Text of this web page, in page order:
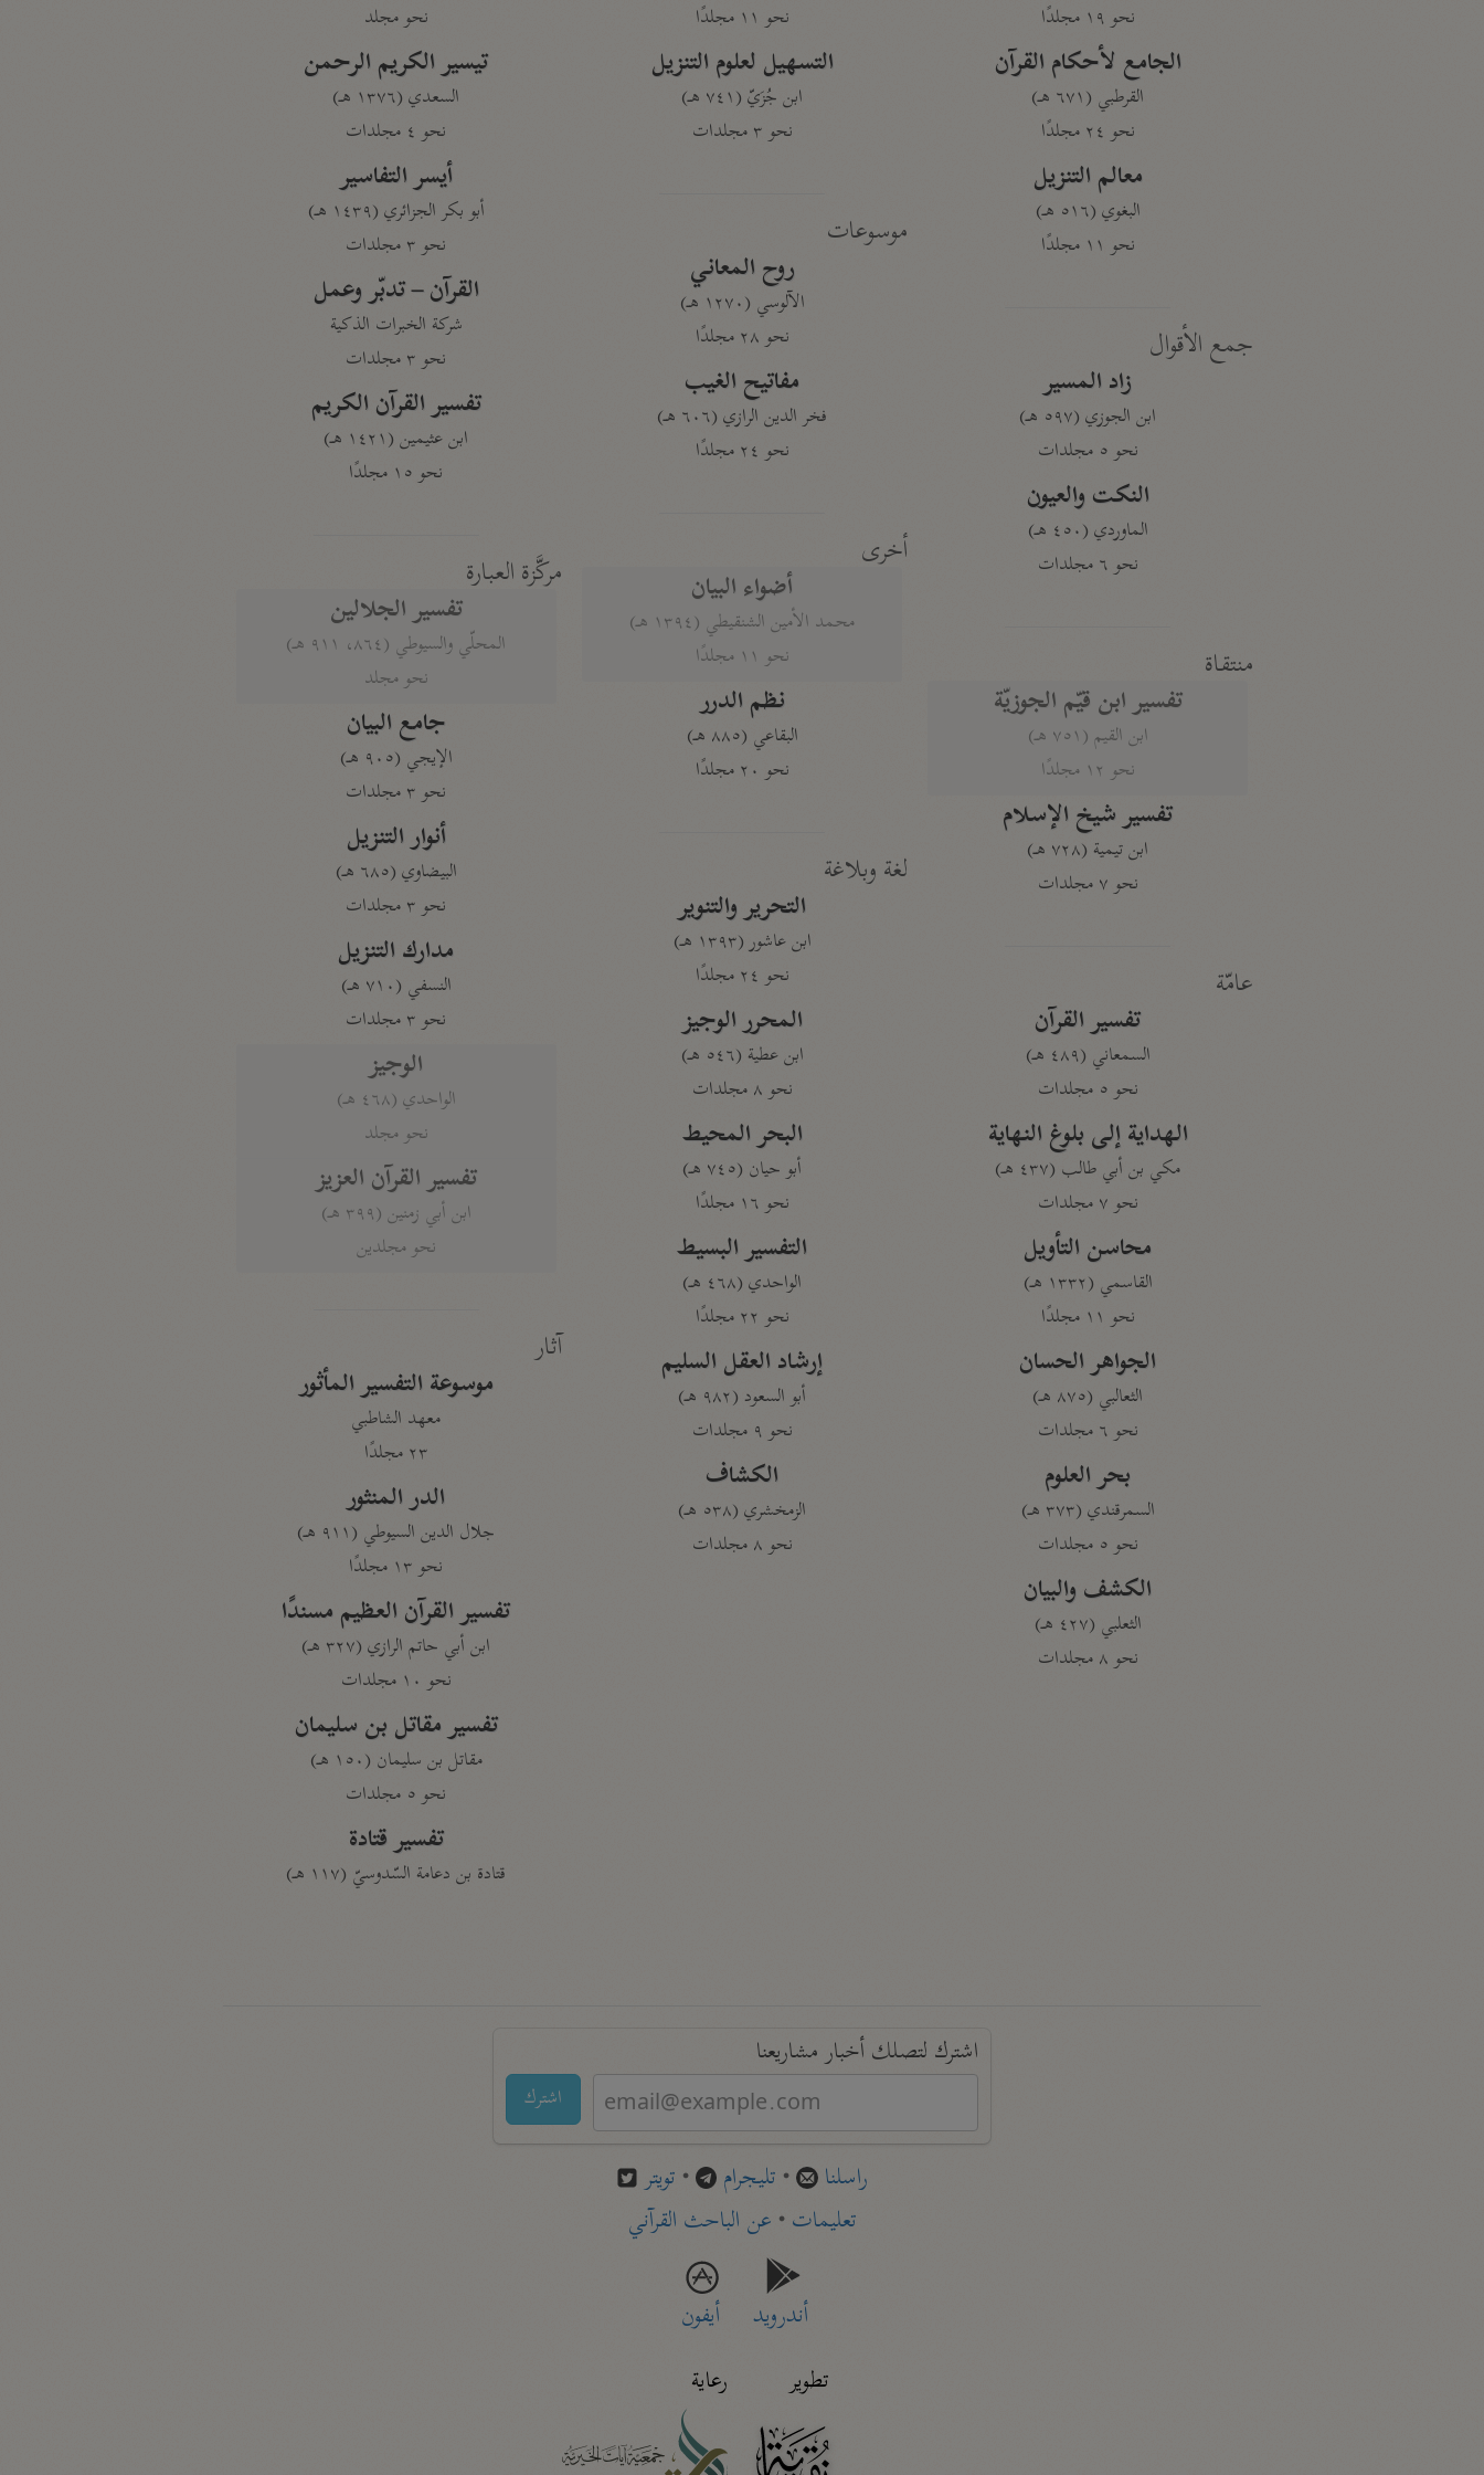
نحو ١٩ مجلدًا
الجامع لأحكام القرآن
القرطبي (٦٧١ هـ)
نحو ٢٤ مجلدًا
معالم التنزيل
البغوي (٥١٦ هـ)
نحو ١١ مجلدًا
جمع الأقوال
زاد المسير
ابن الجوزي (٥٩٧ هـ)
نحو ٥ مجلدات
النكت والعيون
الماوردي (٤٥٠ هـ)
نحو ٦ مجلدات
منتقاة
تفسير ابن قيّم الجوزيّة
ابن القيم (٧٥١ هـ)
نحو ١٢ مجلدًا
تفسير شيخ الإسلام
ابن تيمية (٧٢٨ هـ)
نحو ٧ مجلدات
عامّة
تفسير القرآن
السمعاني (٤٨٩ هـ)
نحو ٥ مجلدات
الهداية إلى بلوغ النهاية
مكي بن أبي طالب (٤٣٧ هـ)
نحو ٧ مجلدات
محاسن التأويل
القاسمي (١٣٣٢ هـ)
نحو ١١ مجلدًا
الجواهر الحسان
الثعالبي (٨٧٥ هـ)
نحو ٦ مجلدات
بحر العلوم
السمرقندي (٣٧٣ هـ)
نحو ٥ مجلدات
الكشف والبيان
الثعلبي (٤٢٧ هـ)
نحو ٨ مجلدات
نحو ١١ مجلدًا
التسهيل لعلوم التنزيل
ابن جُزَيّ (٧٤١ هـ)
نحو ٣ مجلدات
موسوعات
روح المعاني
الآلوسي (١٢٧٠ هـ)
نحو ٢٨ مجلدًا
مفاتيح الغيب
فخر الدين الرازي (٦٠٦ هـ)
نحو ٢٤ مجلدًا
أخرى
أضواء البيان
محمد الأمين الشنقيطي (١٣٩٤ هـ)
نحو ١١ مجلدًا
نظم الدرر
البقاعي (٨٨٥ هـ)
نحو ٢٠ مجلدًا
لغة وبلاغة
التحرير والتنوير
ابن عاشور (١٣٩٣ هـ)
نحو ٢٤ مجلدًا
المحرر الوجيز
ابن عطية (٥٤٦ هـ)
نحو ٨ مجلدات
البحر المحيط
أبو حيان (٧٤٥ هـ)
نحو ١٦ مجلدًا
التفسير البسيط
الواحدي (٤٦٨ هـ)
نحو ٢٢ مجلدًا
إرشاد العقل السليم
أبو السعود (٩٨٢ هـ)
نحو ٩ مجلدات
الكشاف
الزمخشري (٥٣٨ هـ)
نحو ٨ مجلدات
نحو مجلد
تيسير الكريم الرحمن
السعدي (١٣٧٦ هـ)
نحو ٤ مجلدات
أيسر التفاسير
أبو بكر الجزائري (١٤٣٩ هـ)
نحو ٣ مجلدات
القرآن – تدبّر وعمل
شركة الخبرات الذكية
نحو ٣ مجلدات
تفسير القرآن الكريم
ابن عثيمين (١٤٢١ هـ)
نحو ١٥ مجلدًا
مركَّزة العبارة
تفسير الجلالين
المحلّي والسيوطي (٨٦٤، ٩١١ هـ)
نحو مجلد
جامع البيان
الإيجي (٩٠٥ هـ)
نحو ٣ مجلدات
أنوار التنزيل
البيضاوي (٦٨٥ هـ)
نحو ٣ مجلدات
مدارك التنزيل
النسفي (٧١٠ هـ)
نحو ٣ مجلدات
الوجيز
الواحدي (٤٦٨ هـ)
نحو مجلد
تفسير القرآن العزيز
ابن أبي زمنين (٣٩٩ هـ)
نحو مجلدين
آثار
موسوعة التفسير المأثور
معهد الشاطبي
٢٣ مجلدًا
الدر المنثور
جلال الدين السيوطي (٩١١ هـ)
نحو ١٣ مجلدًا
تفسير القرآن العظيم مسندًا
ابن أبي حاتم الرازي (٣٢٧ هـ)
نحو ١٠ مجلدات
تفسير مقاتل بن سليمان
مقاتل بن سليمان (١٥٠ هـ)
نحو ٥ مجلدات
تفسير قتادة
قتادة بن دعامة السّدوسيّ (١١٧ هـ)
اشترك لتصلك أخبار مشاريعنا
اشترك
راسلنا • تليجرام • تويتر
تعليمات• عن الباحث القرآني
أندرويد
أيفون
تطوير
رعاية